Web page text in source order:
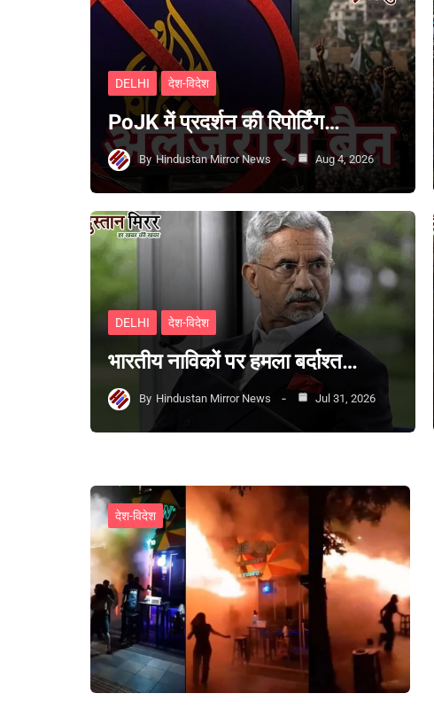
DELHI देश-विदेश
PoJK में प्रदर्शन की रिपोर्टिंग…
By Hindustan Mirror News Aug 4, 2026
DELHI देश-विदेश
भारतीय नाविकों पर हमला बर्दाश्त…
By Hindustan Mirror News Jul 31, 2026
देश-विदेश